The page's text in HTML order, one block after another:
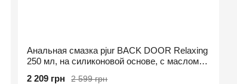
Анальная смазка pjur BACK DOOR Relaxing
250 мл, на силиконовой основе, с маслом
2 599 грн
2 209 грн